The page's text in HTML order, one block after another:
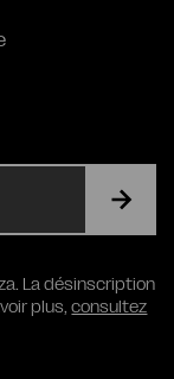
La désinscription
plus,consultez